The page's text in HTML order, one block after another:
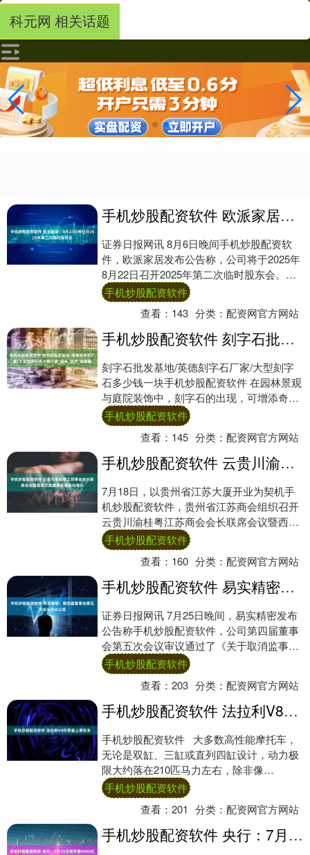
科元网 相关话题
手机炒股配资软件 欧派家居：8月22日将召开2025年第二次临时股东会
证券日报网讯 8月6日晚间手机炒股配资软
件，欧派家居发布公告称，公司将于2025年
8月22日召开2025年第二次临时股东会。本
次股东会将审议《关于董事会提议向下....
手机炒股配资软件
查看： 143 分类：配资网官方网站
手机炒股配资软件 刻字石批发基地/英德刻字石厂家/大型刻字石多少钱一块_园林_自然_动感画
刻字石批发基地/英德刻字石厂家/大型刻字
石多少钱一块手机炒股配资软件 在园林景观
与庭院装饰中，刻字石的出现，可增添奇特
的韵味和气质，营造出宁静，优雅的氛围，
与周....
手机炒股配资软件
查看： 145 分类：配资网官方网站
手机炒股配资软件 云贵川渝桂粤江苏商会会长联席会议暨西南文旅康养发展论坛举办
7月18日，以贵州省江苏大厦开业为契机手
机炒股配资软件，贵州省江苏商会组织召开
云贵川渝桂粤江苏商会会长联席会议暨西南
文旅康养发展论坛，共谋苏商转型发展新篇
章。 ....
手机炒股配资软件
查看： 160 分类：配资网官方网站
手机炒股配资软件 易实精密：第四届董事会第五次会议决议公告
证券日报网讯 7月25日晚间，易实精密发布
公告称手机炒股配资软件，公司第四届董事
会第五次会议审议通过了《关于取消监事
会、变更注册资本并修订的议案》等多项议
案。....
手机炒股配资软件
查看：203 分类：配资网官方网站
手机炒股配资软件 法拉利V8引擎装上摩托车
手机炒股配资软件 大多数高性能摩托车，
无论是双缸、三缸或直列四缸设计，动力极
限大约落在210匹马力左右，除非像
Kawasaki（川崎）H2那样搭载强制进气
系....
手机炒股配资软件
查看：201 分类：配资网官方网站
手机炒股配资软件 央行：7月25日将开展4000亿元MLF操作